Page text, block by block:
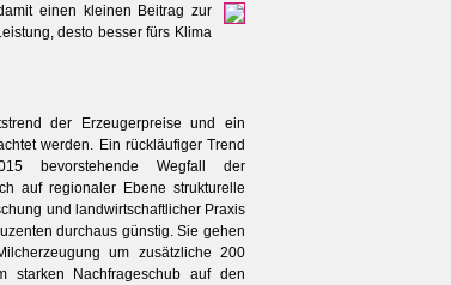
einen kleinen Beitrag zur
desto besser fürs Klima
der Erzeugerpreise und ein
werden. Ein rückläufiger Trend
bevorstehende Wegfall der
auf regionaler Ebene strukturelle
und landwirtschaftlicher Praxis
durchaus günstig. Sie gehen
um zusätzliche 200
starken Nachfrageschub auf den